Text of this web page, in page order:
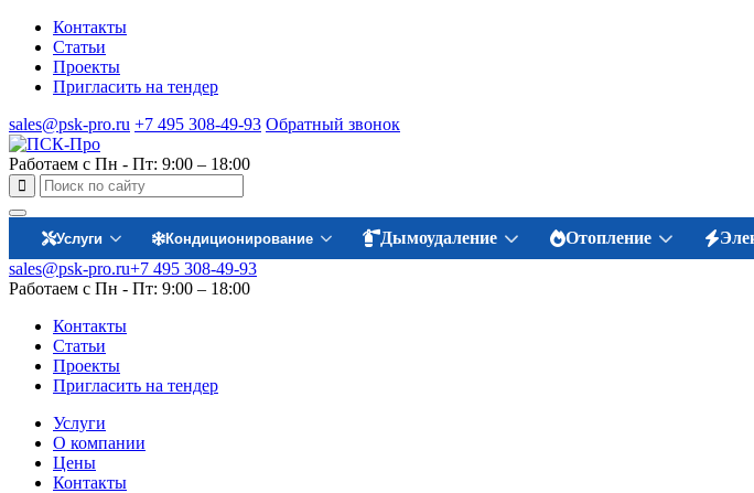
Контакты
Статьи
Проекты
Пригласить на тендер
sales@psk-pro.ru +7 495 308-49-93 Обратный звонок
Работаем с Пн - Пт: 9:00 – 18:00
Услуги Кондиционирование Дымоудаление Отопление
sales@psk-pro.ru+7 495 308-49-93
Работаем с Пн - Пт: 9:00 – 18:00
Контакты
Статьи
Проекты
Пригласить на тендер
Услуги
О компании
Цены
Контакты